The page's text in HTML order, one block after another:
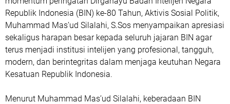
Republik Indonesia (BIN) ke-80 Tahun, Aktivis Sosial Politik,
Muhammad Mas’ud Silalahi, S.Sos menyampaikan apresiasi
sekaligus harapan besar kepada seluruh jajaran BIN agar
terus menjadi institusi intelijen yang profesional, tangguh,
modern, dan berintegritas dalam menjaga keutuhan Negara
Kesatuan Republik Indonesia.
Menurut Muhammad Mas’ud Silalahi, keberadaan BIN